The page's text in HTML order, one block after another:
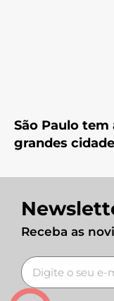
São Paulo
grandes
Receba as